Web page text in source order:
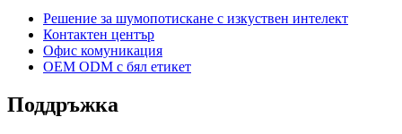
Решение за шумопотискане с изкуствен интелект
Контактен център
Офис комуникация
OEM ODM с бял етикет
Поддръжка